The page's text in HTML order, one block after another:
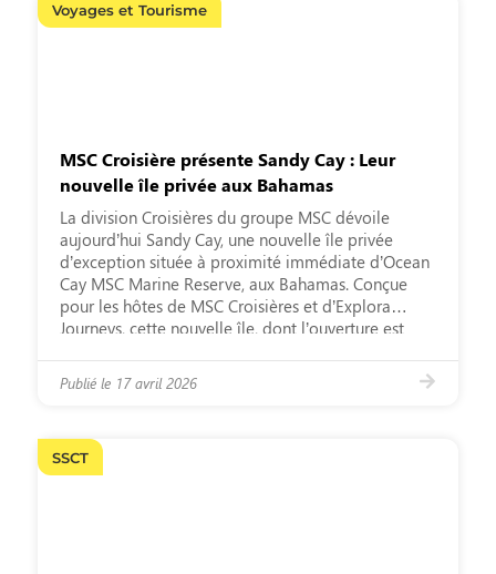
Voyages et Tourisme
MSC Croisière présente Sandy Cay : Leur
nouvelle île privée aux Bahamas
La division Croisières du groupe MSC dévoile
aujourd’hui Sandy Cay, une nouvelle île privée
d’exception située à proximité immédiate d’Ocean
Cay MSC Marine Reserve, aux Bahamas. Conçue
pour les hôtes de MSC Croisières et d’Explora
Journeys, cette nouvelle île, dont l’ouverture est
du Groupe MSC : proposer des […]
Publié le 17 avril 2026
SSCT